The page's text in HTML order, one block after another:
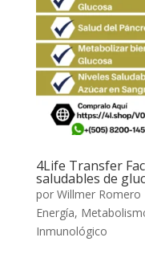
4Life Transfer
saludables de
por Willmer Romero
Energía,
Inmunológico